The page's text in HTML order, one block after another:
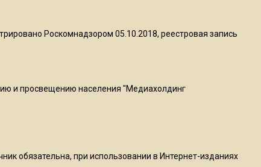
13:50
«Химок»
Роскомнадзором 05.10.2018, реестровая запись
и просвещению населения "Медиахолдинг
обязательна, при использовании в Интернет-изданиях